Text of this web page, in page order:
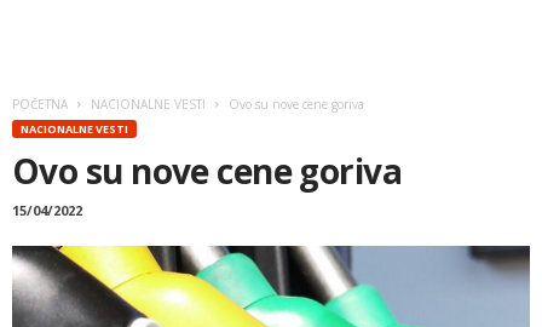
POČETNA NACIONALNE VESTI Ovo su nove cene goriva
NACIONALNE VESTI
Ovo su nove cene goriva
15/04/2022